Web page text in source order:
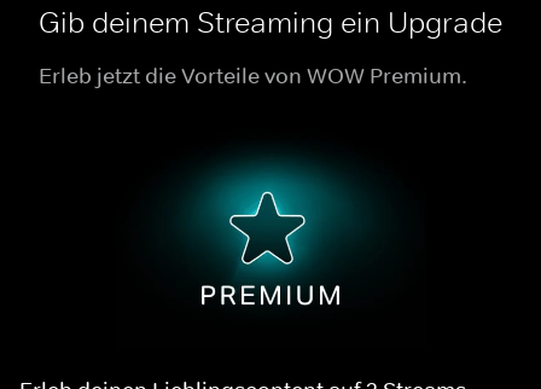
Gib deinem Streaming ein Upgrade
Erleb jetzt die Vorteile von WOW Premium.